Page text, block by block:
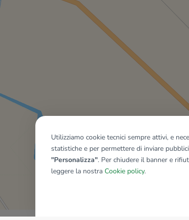
Mostra tutti gli
Utilizziamo cookie tecnici sempre attivi, e
statistiche e per permettere di inviare
"Personalizza". Per chiudere il banner e
leggere la nostra Cookie policy.